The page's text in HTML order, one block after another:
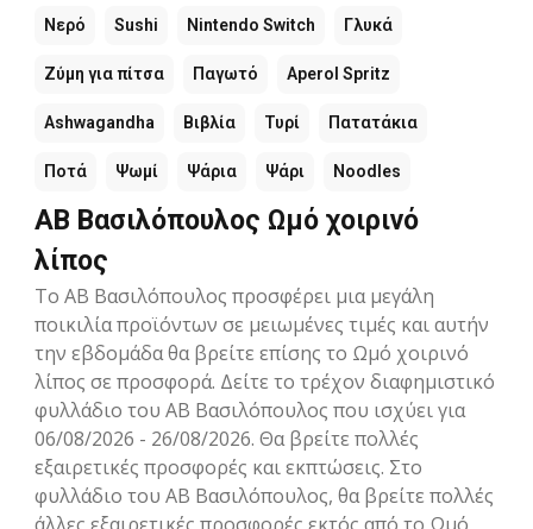
Νερό Sushi Nintendo Switch Γλυκά
Ζύμη για πίτσα Παγωτό Aperol Spritz
Ashwagandha Βιβλία Τυρί Πατατάκια
Ποτά Ψωμί Ψάρια Ψάρι Noodles
ΑΒ Βασιλόπουλος Ωμό χοιρινό
λίπος
Το ΑΒ Βασιλόπουλος προσφέρει μια μεγάλη
ποικιλία προϊόντων σε μειωμένες τιμές και αυτήν
την εβδομάδα θα βρείτε επίσης το Ωμό χοιρινό
λίπος σε προσφορά. Δείτε το τρέχον διαφημιστικό
φυλλάδιο του ΑΒ Βασιλόπουλος που ισχύει για
06/08/2026 - 26/08/2026. Θα βρείτε πολλές
εξαιρετικές προσφορές και εκπτώσεις. Στο
φυλλάδιο του ΑΒ Βασιλόπουλος, θα βρείτε πολλές